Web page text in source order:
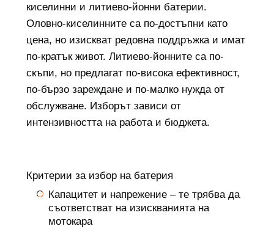
киселинни и литиево-йонни батерии.
Оловно-киселинните са по-достъпни като
цена, но изискват редовна поддръжка и имат
по-кратък живот. Литиево-йонните са по-
скъпи, но предлагат по-висока ефективност,
по-бързо зареждане и по-малко нужда от
обслужване. Изборът зависи от
интензивността на работа и бюджета.
Критерии за избор на батерия
Капацитет и напрежение – те трябва да
съответстват на изискванията на
мотокара